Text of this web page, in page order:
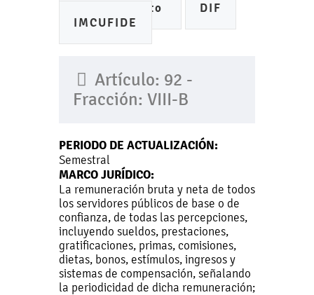
Ayuntamiento
DIF
IMCUFIDE
Artículo: 92 -
Fracción: VIII-B
PERIODO DE ACTUALIZACIÓN:
Semestral
MARCO JURÍDICO:
La remuneración bruta y neta de todos
los servidores públicos de base o de
confianza, de todas las percepciones,
incluyendo sueldos, prestaciones,
gratificaciones, primas, comisiones,
dietas, bonos, estímulos, ingresos y
sistemas de compensación, señalando
la periodicidad de dicha remuneración;